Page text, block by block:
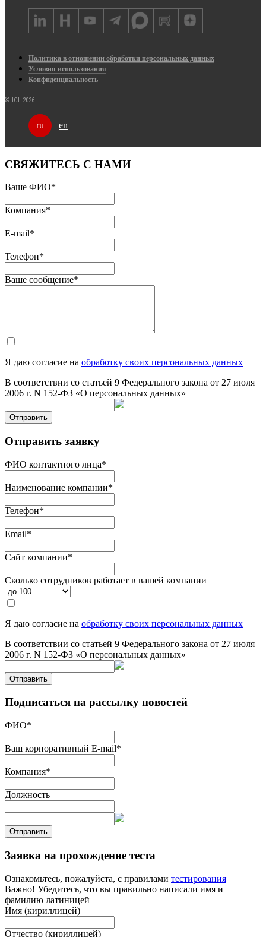
Политика в отношении обработки персональных данных
Условия использования
Конфиденциальность
© ICL 2026
ru en
СВЯЖИТЕСЬ С НАМИ
Ваше ФИО*
Компания*
E-mail*
Телефон*
Ваше сообщение*
Я даю согласие на обработку своих персональных данных
В соответствии со статьей 9 Федерального закона от 27 июля
2006 г. N 152-ФЗ «О персональных данных»
Отправить
Отправить заявку
ФИО контактного лица*
Наименование компании*
Телефон*
Email*
Сайт компании*
Сколько сотрудников работает в вашей компании
Я даю согласие на обработку своих персональных данных
В соответствии со статьей 9 Федерального закона от 27 июля
2006 г. N 152-ФЗ «О персональных данных»
Отправить
Подписаться на рассылку новостей
ФИО*
Ваш корпоративный E-mail*
Компания*
Должность
Отправить
Заявка на прохождение теста
Ознакомьтесь, пожалуйста, с правилами тестирования
Важно! Убедитесь, что вы правильно написали имя и
фамилию латиницей
Имя (кириллицей)
Отчество (кириллицей)